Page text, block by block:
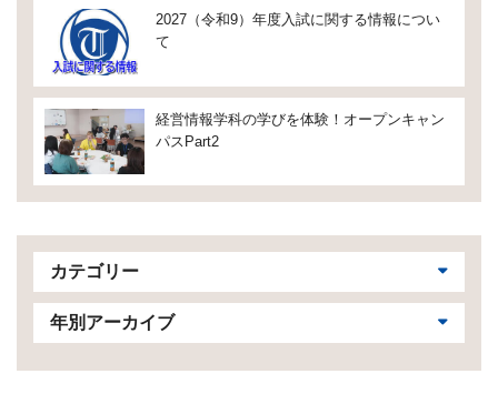
2027（令和9）年度入試に関する情報につい
て
経営情報学科の学びを体験！オープンキャン
パスPart2
カテゴリー
年別アーカイブ